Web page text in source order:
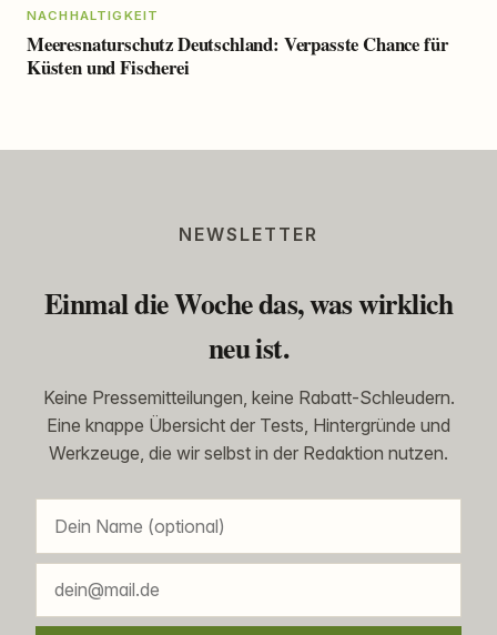
NACHHALTIGKEIT
Meeresnaturschutz Deutschland: Verpasste Chance für
Küsten und Fischerei
NEWSLETTER
Einmal die Woche das, was wirklich
neu ist.
Keine Pressemitteilungen, keine Rabatt-Schleudern.
Eine knappe Übersicht der Tests, Hintergründe und
Werkzeuge, die wir selbst in der Redaktion nutzen.